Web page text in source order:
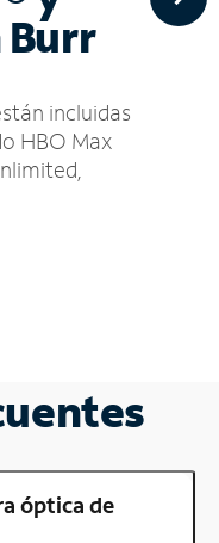
incluidas
HBO Max
óptica de